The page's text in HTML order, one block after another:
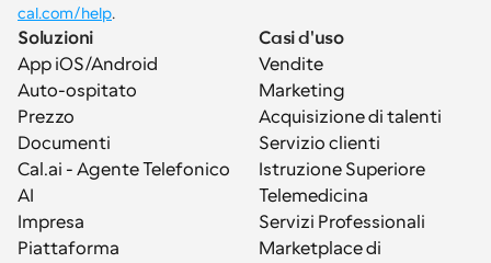
cal.com/help.
Soluzioni
App iOS/Android
Auto-ospitato
Prezzo
Documenti
Cal.ai - Agente Telefonico
AI
Impresa
Piattaforma
Casi d'uso
Vendite
Marketing
Acquisizione di talenti
Servizio clienti
Istruzione Superiore
Telemedicina
Servizi Professionali
Marketplace di